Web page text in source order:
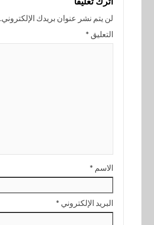
لن يتم نشر عنوان بريدك الإلكتروني.
التعليق *
الاسم *
البريد الإلكتروني *